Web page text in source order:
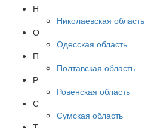
Н
Николаевская область
О
Одесская область
П
Полтавская область
Р
Ровенская область
С
Сумская область